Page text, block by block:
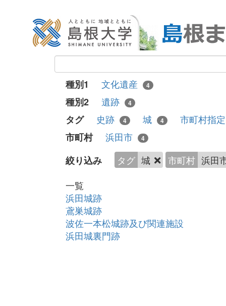
種別1 文化遺産 4
種別2 遺跡 4
タグ 史跡 4 城 4
市町村指
市町村
浜田市 4
絞り込み タグ 城 市町村 浜田
一覧
浜田城跡
鳶巣城跡
波佐一本松城跡及び関連施設
浜田城裏門跡